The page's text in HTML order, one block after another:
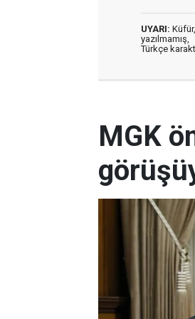
UYARI:
yazılmamış,
Türkçe
MGK